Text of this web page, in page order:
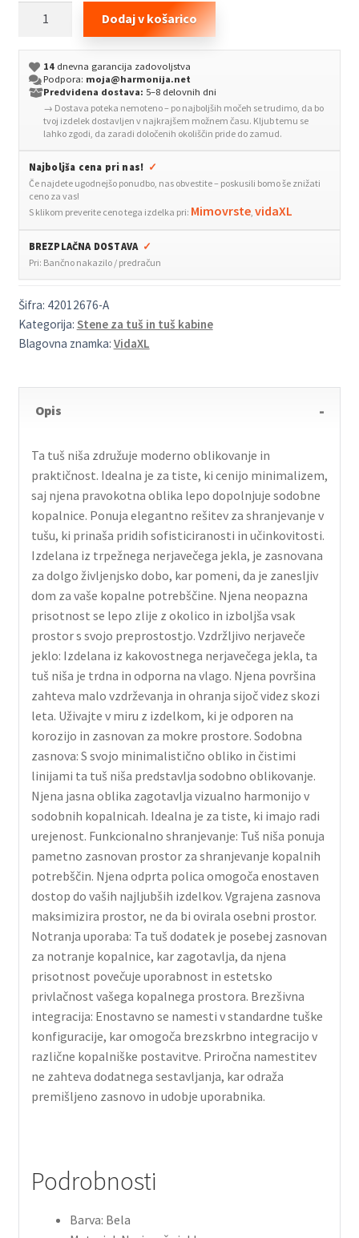
Bela
90
cm
Nerjaveče
jeklo
Dodaj v košarico
14dnevna garancija zadovoljstva
Podpora: moja@harmonija.net
Predvidena dostava: 5–8 delovnih dni
→ Dostava poteka nemoteno – po najboljših močeh se trudimo, da bo
tvoj izdelek dostavljen v najkrajšem možnem času. Kljub temu se
lahko zgodi, da zaradi določenih okoliščin pride do zamud.
Najboljša cena pri nas! ✓
Če najdete ugodnejšo ponudbo, nas obvestite – poskusili bomo še znižati
ceno za vas!
S klikom preverite ceno tega izdelka pri: Mimovrste, vidaXL
BREZPLAČNA DOSTAVA ✓
Pri: Bančno nakazilo / predračun
Šifra: 42012676-A
Kategorija: Stene za tuš in tuš kabine
Blagovna znamka: VidaXL
Opis
Ta tuš niša združuje moderno oblikovanje in
praktičnost. Idealna je za tiste, ki cenijo minimalizem,
saj njena pravokotna oblika lepo dopolnjuje sodobne
kopalnice. Ponuja elegantno rešitev za shranjevanje v
tušu, ki prinaša pridih sofisticiranosti in učinkovitosti.
Izdelana iz trpežnega nerjavečega jekla, je zasnovana
za dolgo življenjsko dobo, kar pomeni, da je zanesljiv
dom za vaše kopalne potrebščine. Njena neopazna
prisotnost se lepo zlije z okolico in izboljša vsak
prostor s svojo preprostostjo. Vzdržljivo nerjaveče
jeklo: Izdelana iz kakovostnega nerjavečega jekla, ta
tuš niša je trdna in odporna na vlago. Njena površina
zahteva malo vzdrževanja in ohranja sijoč videz skozi
leta. Uživajte v miru z izdelkom, ki je odporen na
korozijo in zasnovan za mokre prostore. Sodobna
zasnova: S svojo minimalistično obliko in čistimi
linijami ta tuš niša predstavlja sodobno oblikovanje.
Njena jasna oblika zagotavlja vizualno harmonijo v
sodobnih kopalnicah. Idealna je za tiste, ki imajo radi
urejenost. Funkcionalno shranjevanje: Tuš niša ponuja
pametno zasnovan prostor za shranjevanje kopalnih
potrebščin. Njena odprta polica omogoča enostaven
dostop do vaših najljubših izdelkov. Vgrajena zasnova
maksimizira prostor, ne da bi ovirala osebni prostor.
Notranja uporaba: Ta tuš dodatek je posebej zasnovan
za notranje kopalnice, kar zagotavlja, da njena
prisotnost povečuje uporabnost in estetsko
privlačnost vašega kopalnega prostora. Brezšivna
integracija: Enostavno se namesti v standardne tuške
konfiguracije, kar omogoča brezskrbno integracijo v
različne kopalniške postavitve. Priročna namestitev
ne zahteva dodatnega sestavljanja, kar odraža
premišljeno zasnovo in udobje uporabnika.
Podrobnosti
Barva: Bela